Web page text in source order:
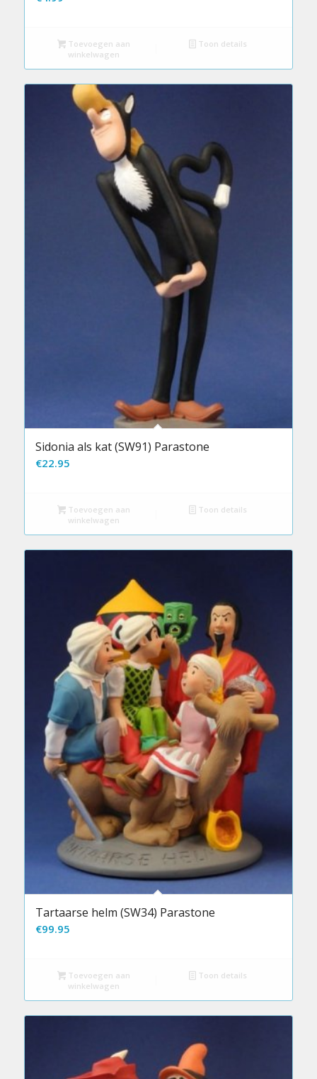
Toevoegen aan
winkelwagen
Toon details
Sidonia als kat (SW91) Parastone
€22.95
Toevoegen aan
winkelwagen
Toon details
Tartaarse helm (SW34) Parastone
€99.95
Toevoegen aan
winkelwagen
Toon details